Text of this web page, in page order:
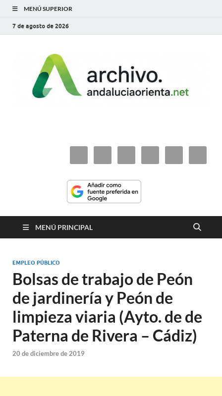
MENÚ SUPERIOR
7 de agosto de 2026
MENÚ PRINCIPAL
EMPLEO PÚBLICO
Bolsas de trabajo de Peón
de jardinería y Peón de
limpieza viaria (Ayto. de de
Paterna de Rivera – Cádiz)
20 de diciembre de 2019